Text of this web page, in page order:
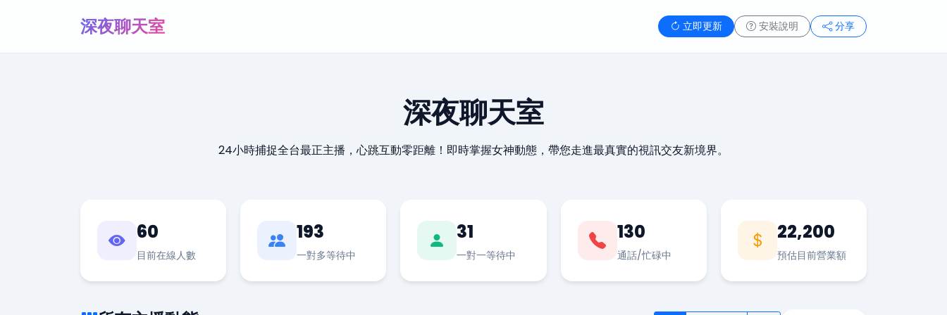
深夜聊天室 立即更新 安裝說明 分享
深夜聊天室
24小時捕捉全台最正主播，心跳互動零距離！即時掌握女神動態，帶您走進最真實的視訊交友新境界。
60
目前在線人數
193
一對多等待中
31
一對一等待中
130
通話/忙碌中
22,200
預估目前營業額